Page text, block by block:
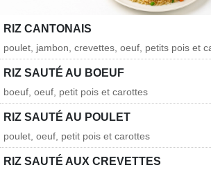
RIZ CANTONAIS
poulet, jambon, crevettes, oeuf, petits pois et
RIZ SAUTÉ AU BOEUF
boeuf, oeuf, petit pois et carottes
RIZ SAUTÉ AU POULET
poulet, oeuf, petit pois et carottes
RIZ SAUTÉ AUX CREVETTES